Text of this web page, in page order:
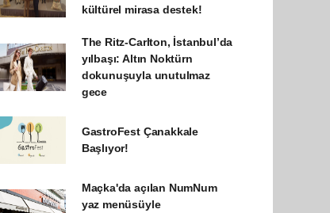
kültürel mirasa destek!
The Ritz-Carlton, İstanbul’da
yılbaşı: Altın Noktürn
dokunuşuyla unutulmaz
gece
GastroFest Çanakkale
Başlıyor!
Maçka'da açılan NumNum
yaz menüsüyle